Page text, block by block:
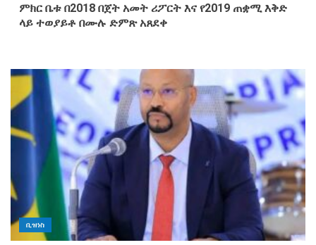
ምክር ቤቱ በ2018 በጀት አመት ሪፖርት እና የ2019 ጠቋሚ እቅድ
ላይ ተወያይቶ በሙሉ ድምጽ አጸደቀ
ቢዝነስ